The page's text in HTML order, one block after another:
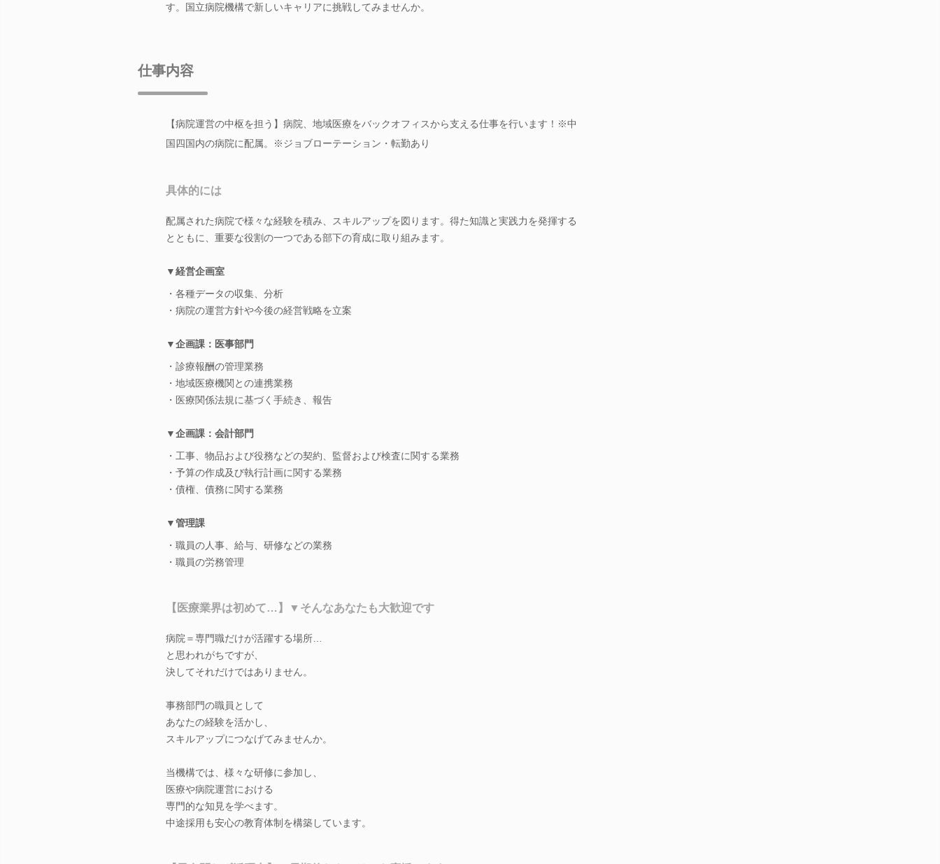
す。国立病院機構で新しいキャリアに挑戦してみませんか。
仕事内容
【病院運営の中枢を担う】病院、地域医療をバックオフィスから支える仕事を行います！※中
国四国内の病院に配属。※ジョブローテーション・転勤あり
具体的には
配属された病院で様々な経験を積み、スキルアップを図ります。得た知識と実践力を発揮する
とともに、重要な役割の一つである部下の育成に取り組みます。
▼経営企画室
・各種データの収集、分析
・病院の運営方針や今後の経営戦略を立案
▼企画課：医事部門
・診療報酬の管理業務
・地域医療機関との連携業務
・医療関係法規に基づく手続き、報告
▼企画課：会計部門
・工事、物品および役務などの契約、監督および検査に関する業務
・予算の作成及び執行計画に関する業務
・債権、債務に関する業務
▼管理課
・職員の人事、給与、研修などの業務
・職員の労務管理
【医療業界は初めて…】▼そんなあなたも大歓迎です
病院＝専門職だけが活躍する場所…
と思われがちですが、
決してそれだけではありません。
事務部門の職員として
あなたの経験を活かし、
スキルアップにつなげてみませんか。
当機構では、様々な研修に参加し、
医療や病院運営における
専門的な知見を学べます。
中途採用も安心の教育体制を構築しています。